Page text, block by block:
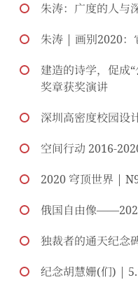
朱涛：广度的人与
朱涛 | 画别2020：
建造的诗学，促成
奖章获奖演讲
深圳高密度校园设
空间行动 2016-
2020 穹顶世界 |
俄国自由像
独裁者的通天纪念
纪念胡慧姗(们) |